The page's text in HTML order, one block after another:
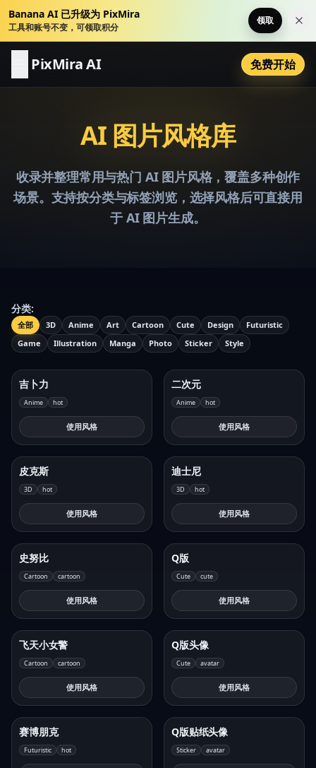
Banana AI 已升级为 PixMira
工具和账号不变，可领取积分
领取 关
PixMira AI 免费开始
AI 图片风格库
收录并整理常用与热门 AI 图片风格，覆盖多种创作
场景。支持按分类与标签浏览，选择风格后可直接用
于 AI 图片生成。
分类:
全部 3D Anime Art Cartoon Cute Design
Futuristic
Game
Illustration Manga Photo Sticker Style
吉卜力
Anime hot
使用风格
二次元
Anime hot
使用风格
皮克斯
3D hot
使用风格
迪士尼
3D hot
使用风格
史努比
Cartoon cartoon
使用风格
Q版
Cute cute
使用风格
飞天小女警
Cartoon cartoon
使用风格
Q版头像
Cute avatar
使用风格
赛博朋克
Futuristic hot
Q版贴纸头像
Sticker avatar